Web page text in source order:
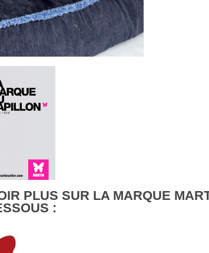
PLUS SUR LA MARQUE
: